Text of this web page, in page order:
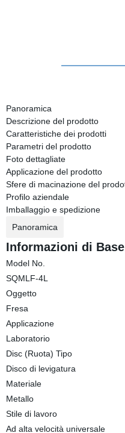
Panoramica
Descrizione del prodotto
Caratteristiche dei prodotti
Parametri del prodotto
Foto dettagliate
Applicazione del prodotto
Sfere di macinazione del
Profilo aziendale
Imballaggio e spedizione
Panoramica
Informazioni di
Model No.
SQMLF-4L
Oggetto
Fresa
Applicazione
Laboratorio
Disc (Ruota) Tipo
Disco di levigatura
Materiale
Metallo
Stile di lavoro
Ad alta velocità universale